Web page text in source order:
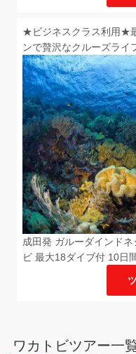
★ビジネスクラス利用★
ンで贅沢なクルーズライ
成田発 ガルーダインド
ビ 最大18ダイブ付 10日
ワカトビツアー一